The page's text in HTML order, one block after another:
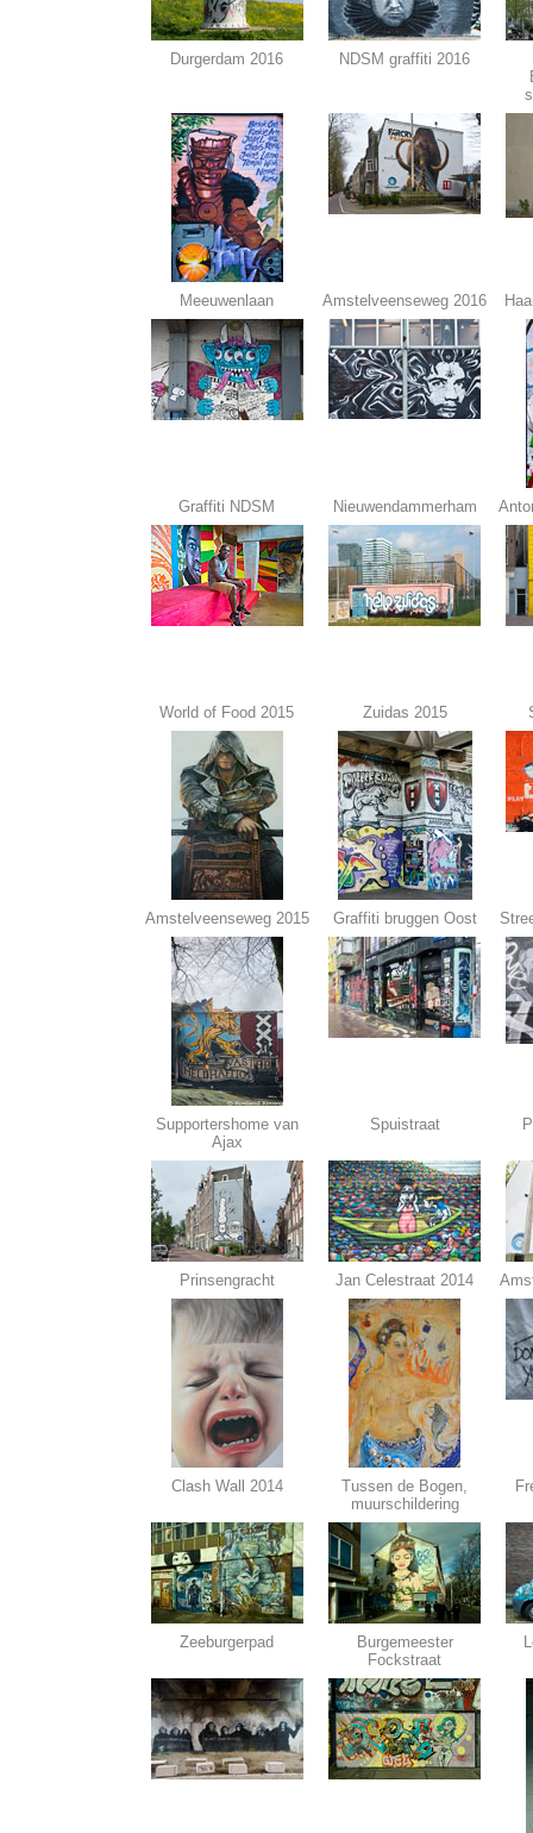
Durgerdam 2016
NDSM graffiti 2016
Meeuwenlaan Amstelveenseweg 2016
Graffiti NDSM Nieuwendammerham
World of Food 2015 Zuidas 2015
Amstelveenseweg 2015 Graffiti bruggen Oost
Supportershome van
Ajax
Spuistraat
Prinsengracht Jan Celestraat 2014
Clash Wall 2014
Tussen de Bogen,
muurschildering
Zeeburgerpad
Burgemeester
Fockstraat